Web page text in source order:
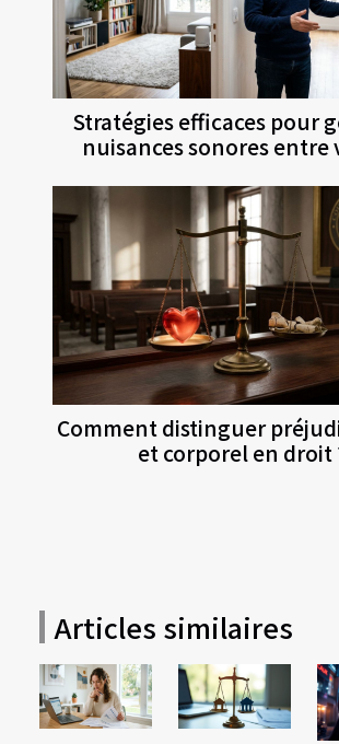
Stratégies efficaces pour
nuisances sonores entre
Comment distinguer
et corporel en droit
Articles similaires